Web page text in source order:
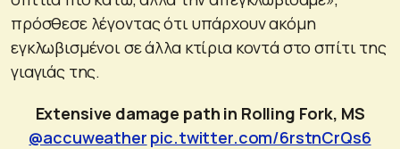
πρόσθεσε λέγοντας ότι υπάρχουν ακόμη
εγκλωβισμένοι σε άλλα κτίρια κοντά στο σπίτι της
γιαγιάς της.
Extensive damage path in Rolling Fork, MS
@accuweather pic.twitter.com/6rstnCrQs6